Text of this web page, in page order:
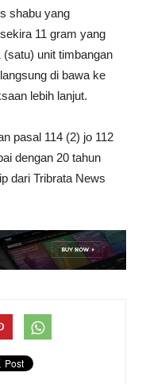
shabu yang
11 gram yang
unit timbangan
di bawa ke
lebih lanjut.
pasal 114 (2) jo 112
dengan 20 tahun
dari Tribrata News